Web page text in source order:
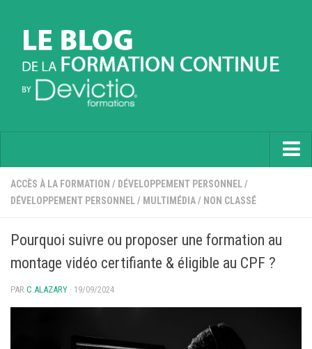
Accueil
Informatique
Soft Skills
Prévention
Langues
Contactez nous
ACCÈS À LA FORMATION / DÉVELOPPEMENT PERSONNEL/
DÉVELOPPEMENT PERSONNEL/ MULTIMÉDIA/ NON CLASSÉ
Pourquoi suivre ou proposer une formation au
montage vidéo certifiante & éligible au CPF ?
PAR C.ALAZARY · 19/09/2024